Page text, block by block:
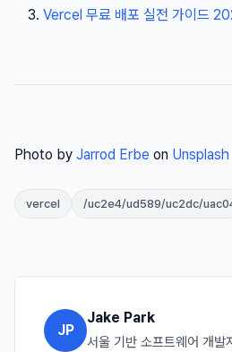
Vercel 무료 배포 실전 가이드
Photo by Jarrod Erbe on Unsplash
vercel /uc2e4/ud589/uc2dc/
JP
Jake Park
서울 기반 소프트웨어 개발